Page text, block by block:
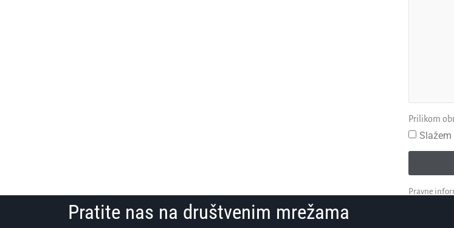
Prilikom
Pravne
Pratite nas na društvenim mrežama